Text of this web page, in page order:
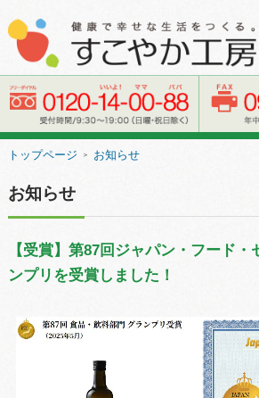
トップページ ＞ お知らせ
お知らせ
【受賞】第87回ジャパン・フード・
ンプリを受賞しました！